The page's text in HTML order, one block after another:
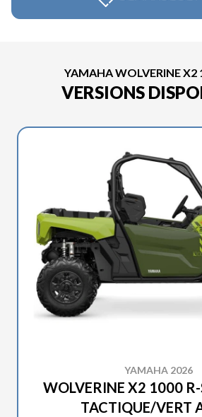
YAMAHA WOLVERINE X2
VERSIONS
YAMAHA 2026
WOLVERINE X2 1000 R-
TACTIQUE/VERT